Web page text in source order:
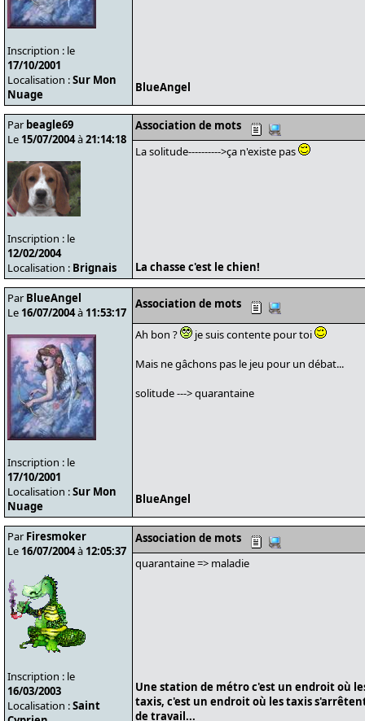
Inscription : le
17/10/2001
Localisation :Sur Mon
Nuage
BlueAngel
Par beagle69
Le 15/07/2004à21:14:18
Inscription : le
12/02/2004
Localisation : Brignais
Association de mots
La solitude---------->ça n'existe pas
La chasse c'est le chien!
Par BlueAngel
Le 16/07/2004à 11:53:17
Inscription : le
17/10/2001
Localisation :Sur Mon
Nuage
Association de mots
Ah bon ?
je suis contente pour toi
Mais ne gâchons pas le jeu pour un débat...
solitude ---> quarantaine
BlueAngel
Par Firesmoker
Le 16/07/2004à 12:05:37
Inscription : le
16/03/2003
Localisation :Saint
Association de mots
quarantaine => maladie
Une station de métro c'est un endroit où
taxis, c'est un endroit où les taxis
de travail...